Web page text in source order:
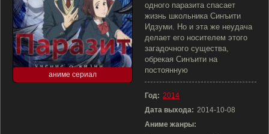
аниме сериал
одного паразита спасает
жизнь школьника Синъити
Идзуми. Но и эта же неудача
делает его носителем этого
загадочного существа,
обрекая Синъити на
постоянную
Год: 2014
Дата выхода: 2014-10-08
Аниме жанры: